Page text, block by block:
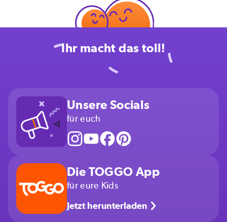
Ihr macht das toll!
Unsere Socials
für euch
Die TOGGO App
für eure Kids
Jetzt herunterladen